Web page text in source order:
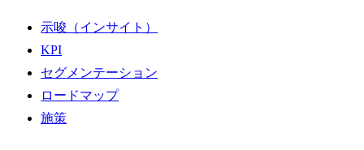
示唆（インサイト）
KPI
セグメンテーション
ロードマップ
施策